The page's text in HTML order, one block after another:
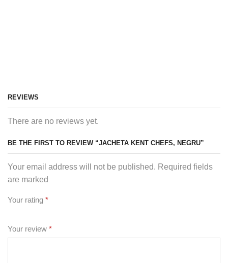
REVIEWS
There are no reviews yet.
BE THE FIRST TO REVIEW “JACHETA KENT CHEFS, NEGRU”
Your email address will not be published. Required fields
are marked
Your rating *
Your review *